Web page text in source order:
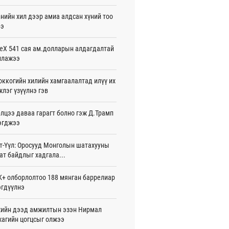
16 цаг 01 мин
Бангладешт эргэн ирэхээ
15 цаг 58 мин
15 цаг 54 мин
улсын хамтын ажиллагааны талаар
солилцов
сард Сүхбаатар боомтоор
тонн Аи-92 автобензин импортолжээ
Н.Амарзаяа: 32 хуудастай
дэвтэр долоо хоногт л дүүрдэг
15 цаг 31 мин
хил дээр амиа алдсан хүний тоо
541 сая ам.долларын алдагдалтай
хилийн хамгаалалтад илүү их
үзүүлнэ гэв
даваа гарагт болно гэж Д.Трамп
Үүл: Оросууд Монголын шатахууны
байдлыг хадгала...
олборлолтоо 188 мянган баррелиар
дээд амжилтын эзэн Нирмал
цогцсыг олжээ